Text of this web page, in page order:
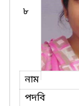
৮
নাম
পদবি